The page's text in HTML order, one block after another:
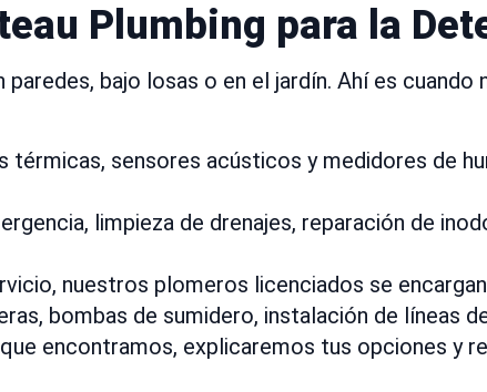
Plumbing para la
bajo losas o en el jardín. Ahí es
térmicas, sensores acústicos y medidores de
limpieza de drenajes, reparación de
nuestros plomeros licenciados se
bombas de sumidero, instalación de líneas
encontramos, explicaremos tus opciones y